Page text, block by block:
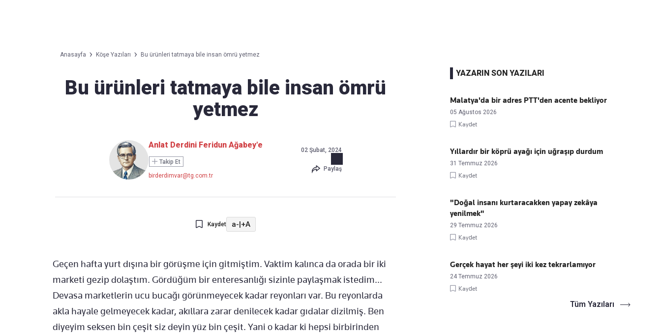
Favori mecralarınızda haber
Anasayfa Köşe Yazıları Bu ürünleri tatmaya bile insan ömrü yetmez
Bu ürünleri tatmaya bile insan ömrü
yetmez
Anlat Derdini Feridun Ağabey'e
Takip Et
birderdimvar@tg.com.tr
02 Şubat, 2024
Paylaş
Kaydet a-|+A
Geçen hafta yurt dışına bir görüşme için gitmiştim. Vaktim kalınca da orada bir iki
marketi gezip dolaştım. Gördüğüm bir enteresanlığı sizinle paylaşmak istedim...
Devasa marketlerin ucu bucağı görünmeyecek kadar reyonları var. Bu reyonlarda
akla hayale gelmeyecek kadar, akıllara zarar denilecek kadar gıdalar dizilmiş. Ben
diyeyim seksen bin çeşit siz deyin yüz bin çeşit. Yani o kadar ki hepsi birbirinden
YAZARIN SON YAZILARI
Malatya'da bir adres PTT'den acente bekliyor
05 Ağustos 2026
Kaydet
Yıllardır bir köprü ayağı için uğraşıp durdum
31 Temmuz 2026
Kaydet
"Doğal insanı kurtaracakken yapay zekâya
yenilmek"
29 Temmuz 2026
Kaydet
Gerçek hayat her şeyi iki kez tekrarlamıyor
24 Temmuz 2026
Kaydet
Tüm Yazıları